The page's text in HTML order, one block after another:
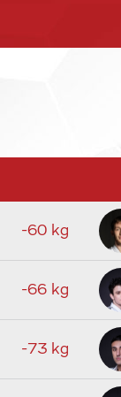
-60 kg
-66 kg
-73 kg